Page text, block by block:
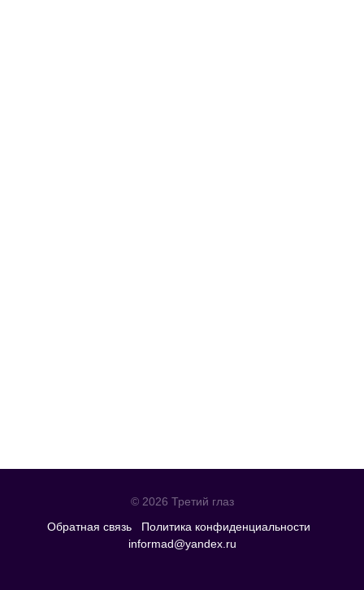
© 2026 Третий глаз
Обратная связь
Политика конфиденциальности
informad@yandex.ru